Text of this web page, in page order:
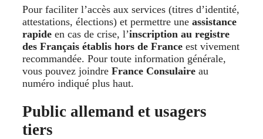
Pour faciliter l’accès aux services (titres d’identité,
attestations, élections) et permettre une assistance
rapide en cas de crise, l’inscription au registre
des Français établis hors de France est vivement
recommandée. Pour toute information générale,
vous pouvez joindre France Consulaire au
numéro indiqué plus haut.
Public allemand et usagers
tiers